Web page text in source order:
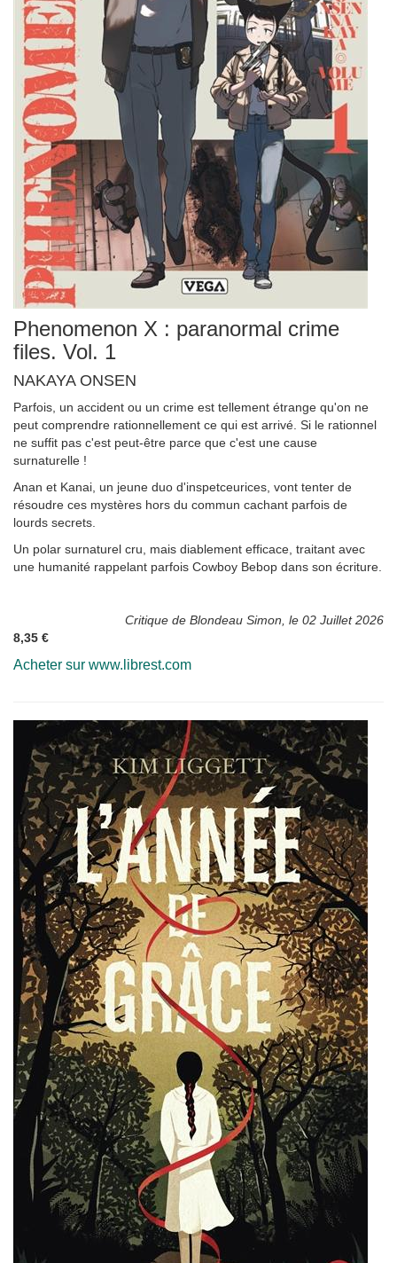
Phenomenon X : paranormal crime
files. Vol. 1
NAKAYA ONSEN
Parfois, un accident ou un crime est tellement étrange qu'on ne
peut comprendre rationnellement ce qui est arrivé. Si le rationnel
ne suffit pas c'est peut-être parce que c'est une cause
surnaturelle !
Anan et Kanai, un jeune duo d'inspetceurices, vont tenter de
résoudre ces mystères hors du commun cachant parfois de
lourds secrets.
Un polar surnaturel cru, mais diablement efficace, traitant avec
une humanité rappelant parfois Cowboy Bebop dans son écriture.
Critique de Blondeau Simon, le 02 Juillet 2026
8,35 €
Acheter sur www.librest.com